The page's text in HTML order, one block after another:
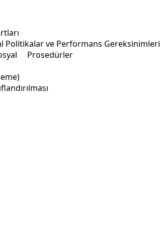
Politikalar ve Performans Gereksinimleri
Prosedürler